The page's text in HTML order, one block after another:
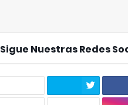
Sigue Nuestras Redes